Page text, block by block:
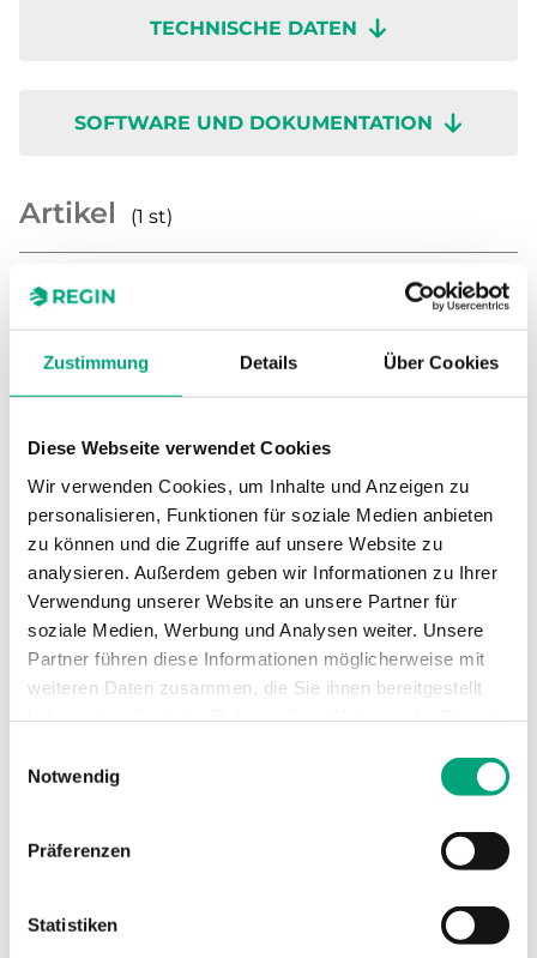
Zustimmung Details Über Cookies
Diese Webseite verwendet Cookies
Wir verwenden Cookies, um Inhalte und Anzeigen zu
personalisieren, Funktionen für soziale Medien anbieten
zu können und die Zugriffe auf unsere Website zu
analysieren. Außerdem geben wir Informationen zu Ihrer
Verwendung unserer Website an unsere Partner für
soziale Medien, Werbung und Analysen weiter. Unsere
Partner führen diese Informationen möglicherweise mit
weiteren Daten zusammen, die Sie ihnen bereitgestellt
Notwendig
Präferenzen
Statistiken
TECHNISCHE DATEN
SOFTWARE UND DOKUMENTATION
Artikel (1 st)
IO-16DI
Eingangsmodul, 16 digitale Kontakteingänge,
davon 8 x Impulszähler
Anzahl Teilungseinheiten 8.5
Unterstützte Protokolle
RS485-Ports 1
Anzahl I/O 16